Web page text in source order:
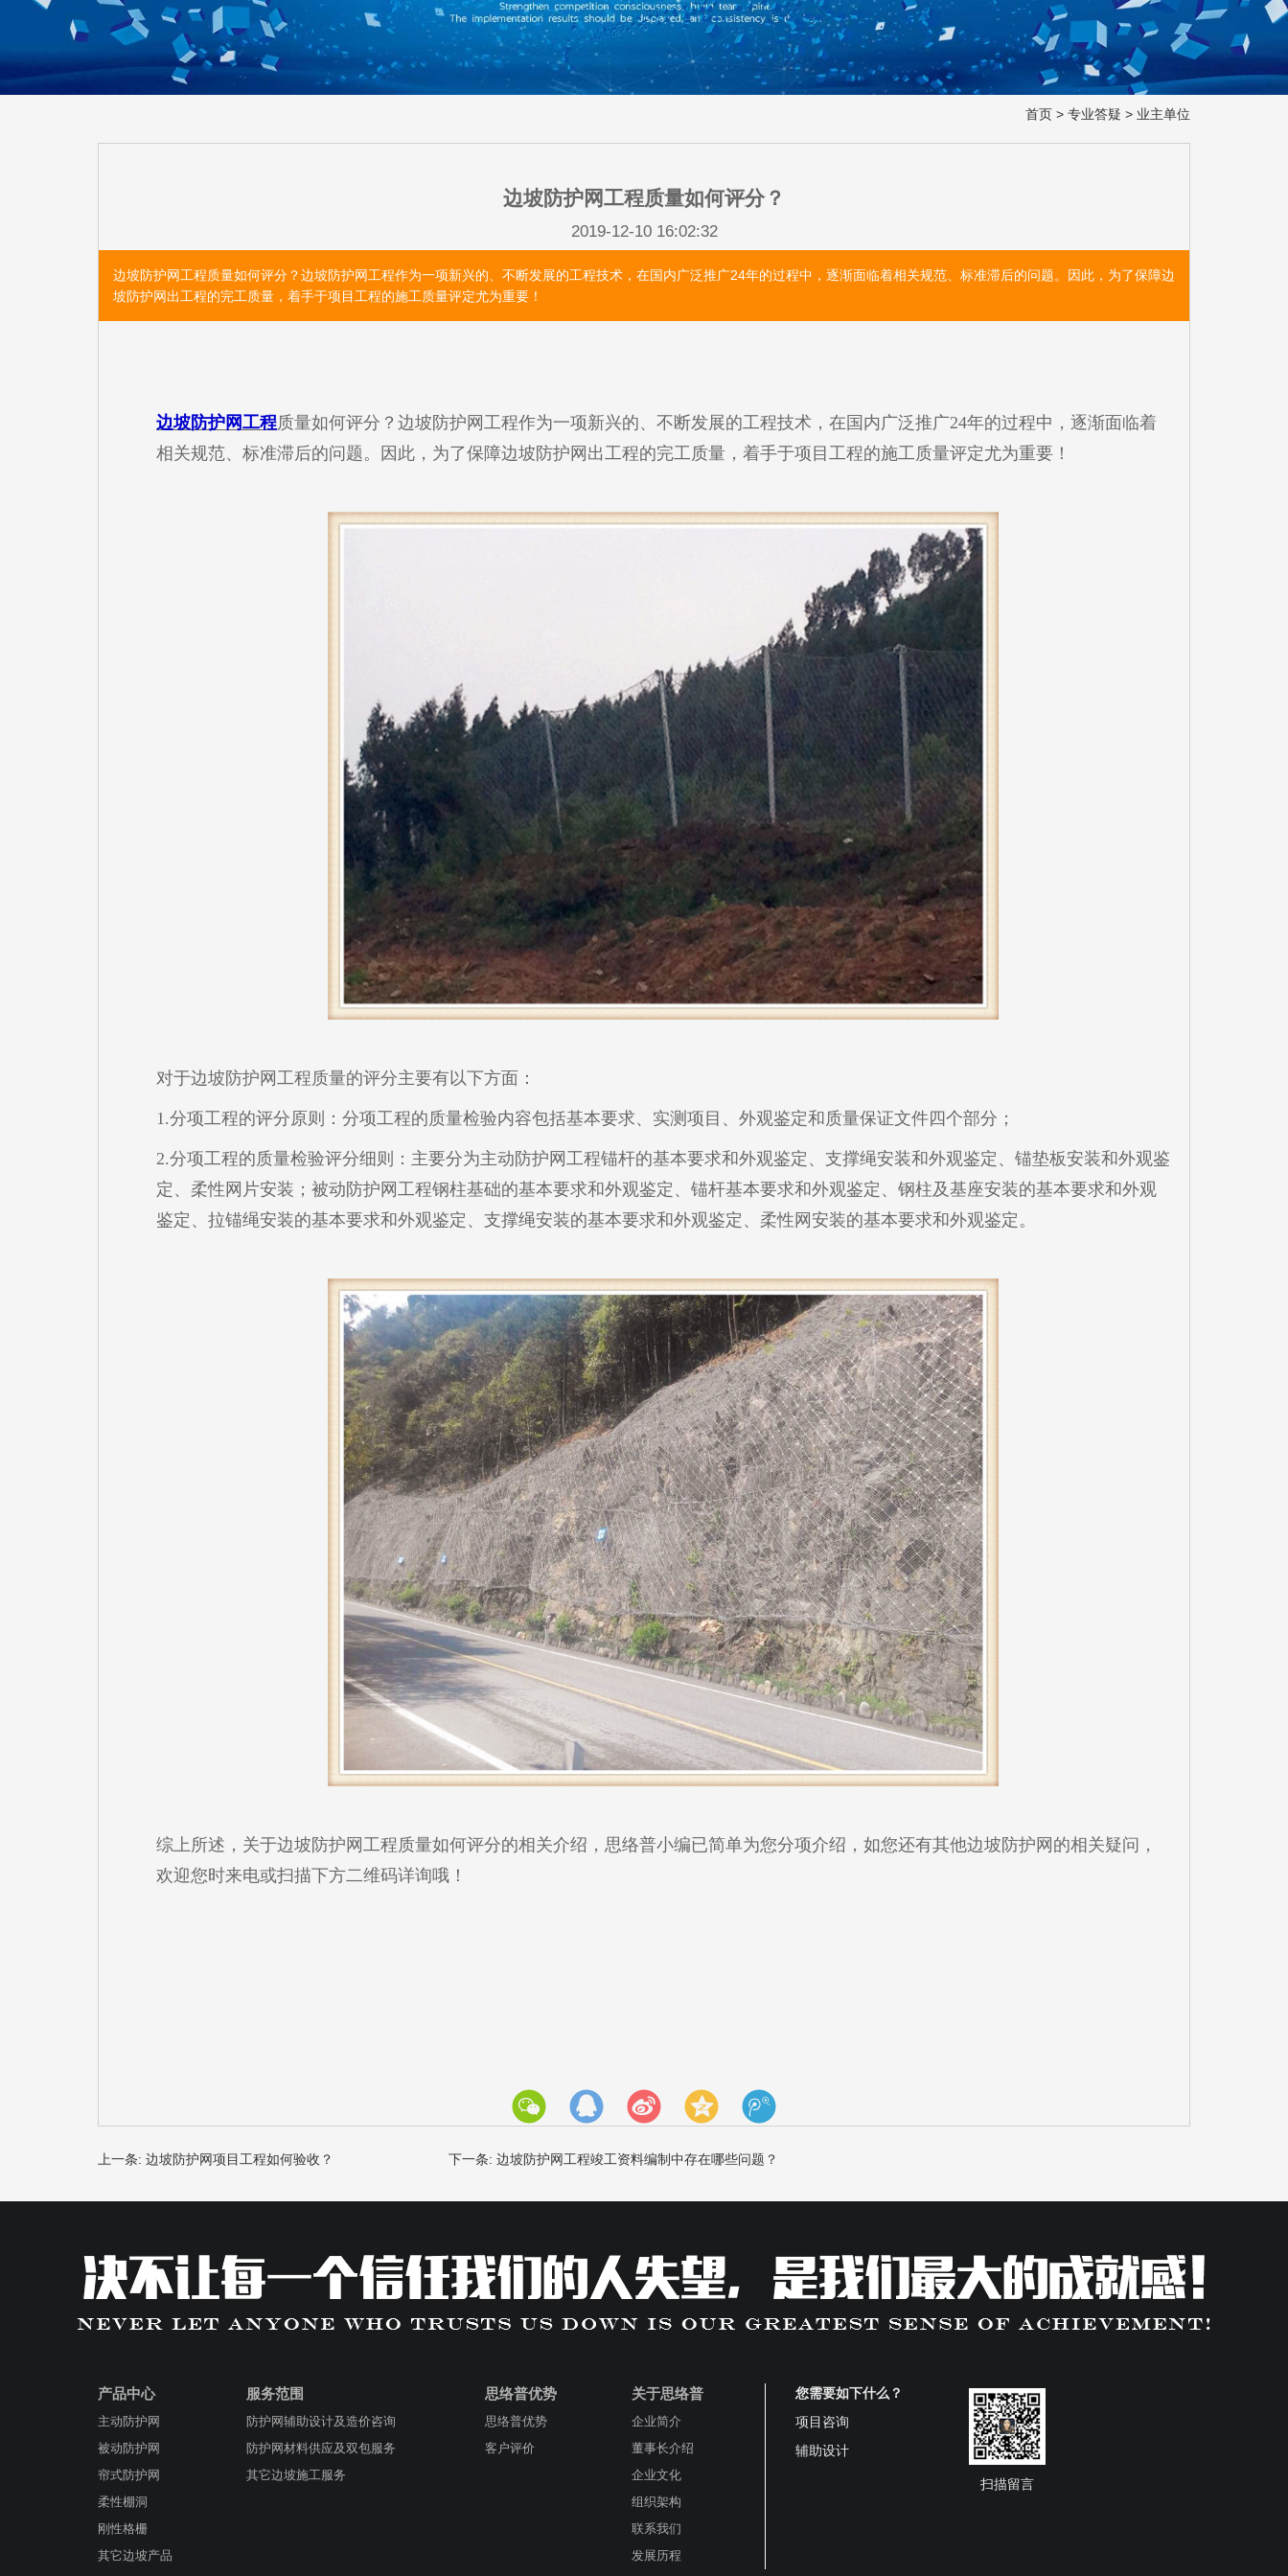
首页 > 专业答疑 > 业主单位
边坡防护网工程质量如何评分？
2019-12-10 16:02:32
边坡防护网工程质量如何评分？边坡防护网工程作为一项新兴的、不断发展的工程技术，在国内广泛推广24年的过程中，逐渐面临着相关规范、标准滞后的问题。因此，为了保障边
坡防护网出工程的完工质量，着手于项目工程的施工质量评定尤为重要！
边坡防护网工程质量如何评分？边坡防护网工程作为一项新兴的、不断发展的工程技术，在国内广泛推广24年的过程中，逐渐面临着
相关规范、标准滞后的问题。因此，为了保障边坡防护网出工程的完工质量，着手于项目工程的施工质量评定尤为重要！
对于边坡防护网工程质量的评分主要有以下方面：
1.分项工程的评分原则：分项工程的质量检验内容包括基本要求、实测项目、外观鉴定和质量保证文件四个部分；
2.分项工程的质量检验评分细则：主要分为主动防护网工程锚杆的基本要求和外观鉴定、支撑绳安装和外观鉴定、锚垫板安装和外观鉴
定、柔性网片安装；被动防护网工程钢柱基础的基本要求和外观鉴定、锚杆基本要求和外观鉴定、钢柱及基座安装的基本要求和外观
鉴定、拉锚绳安装的基本要求和外观鉴定、支撑绳安装的基本要求和外观鉴定、柔性网安装的基本要求和外观鉴定。
综上所述，关于边坡防护网工程质量如何评分的相关介绍，思络普小编已简单为您分项介绍，如您还有其他边坡防护网的相关疑问，
欢迎您时来电或扫描下方二维码详询哦！
上一条: 边坡防护网项目工程如何验收？ 下一条: 边坡防护网工程竣工资料编制中存在哪些问题？
产品中心
主动防护网
被动防护网
帘式防护网
柔性棚洞
刚性格栅
其它边坡产品
服务范围
防护网辅助设计及造价咨询
防护网材料供应及双包服务
其它边坡施工服务
思络普优势
思络普优势
客户评价
关于思络普
企业简介
董事长介绍
企业文化
组织架构
联系我们
发展历程
您需要如下什么？
项目咨询
辅助设计
扫描留言